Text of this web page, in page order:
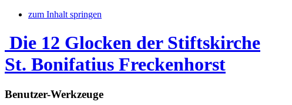
zum Inhalt springen
Die 12 Glocken der Stiftskirche
St. Bonifatius Freckenhorst
Benutzer-Werkzeuge